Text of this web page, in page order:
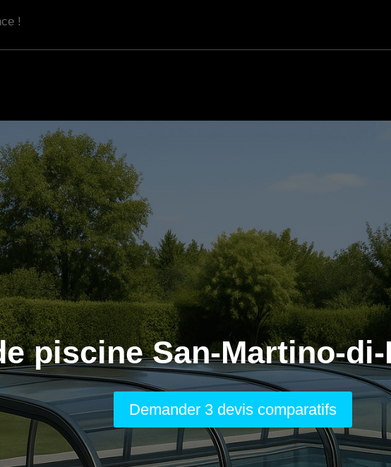
!
piscine San-Martino-di-
Demander 3 devis comparatifs